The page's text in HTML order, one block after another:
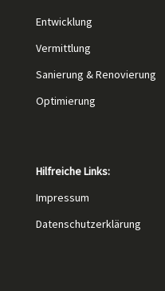
Entwicklung
Vermittlung
Sanierung & Renovierung
Optimierung
Hilfreiche Links:
Impressum
Datenschutzerklärung